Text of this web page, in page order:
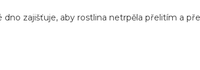
zajišťuje, aby rostlina netrpěla přelitím a